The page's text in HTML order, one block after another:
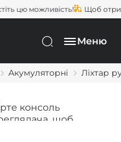
цю можливість! Щоб
Меню
Акумуляторні Ліхтар
консоль
щоб